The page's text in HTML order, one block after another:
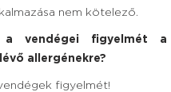
nem kötelező.
a vendégei figyelmét a
allergénekre?
figyelmét!